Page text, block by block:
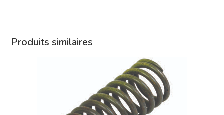
Produits similaires